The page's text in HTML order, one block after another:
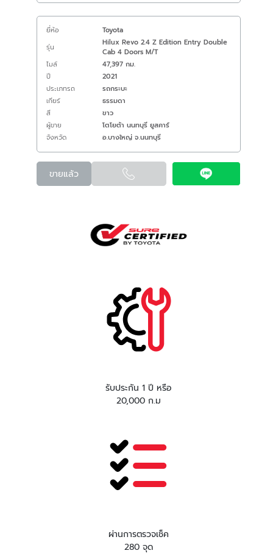
ยี่ห้อ
Toyota
รุ่น
Hilux Revo 2.4 Z Edition Entry Double
Cab 4 Doors M/T
ไมล์
47,397 กม.
ปี
2021
ประเภทรถ
รถกระบะ
เกียร์
ธรรมดา
สี
ขาว
ผู้ขาย
โตโยต้า นนทบุรี ยูสคาร์
จังหวัด
อ.บางใหญ่ จ.นนทบุรี
ขายแล้ว
รับประกัน 1 ปี หรือ
20,000 ก.ม
ผ่านการตรวจเช็ค
280 จุด